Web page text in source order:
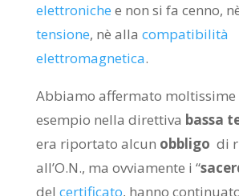
elettroniche e non si fa cenno,
tensione, nè alla compatibilità
elettromagnetica.
Abbiamo affermato moltissime
esempio nella direttiva bassa
era riportato alcun obbligo di
all’O.N., ma ovviamente i “
del certificato, hanno